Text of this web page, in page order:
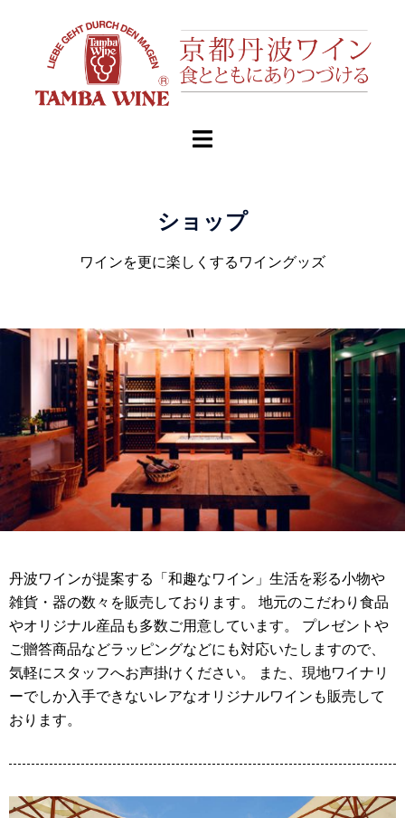
ショップ
ワインを更に楽しくするワイングッズ
丹波ワインが提案する「和趣なワイン」生活を彩る小物や
雑貨・器の数々を販売しております。 地元のこだわり食品
やオリジナル産品も多数ご用意しています。 プレゼントや
ご贈答商品などラッピングなどにも対応いたしますので、
気軽にスタッフへお声掛けください。 また、現地ワイナリ
ーでしか入手できないレアなオリジナルワインも販売して
おります。